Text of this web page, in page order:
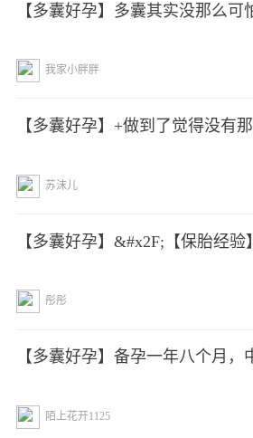
【多囊好孕】多囊其实没那么可
我家小胖胖
【多囊好孕】+做到了觉得没有
苏沫儿
【多囊好孕】&#x2F;【保胎经
彤彤
【多囊好孕】备孕一年八个月，
陌上花开1125